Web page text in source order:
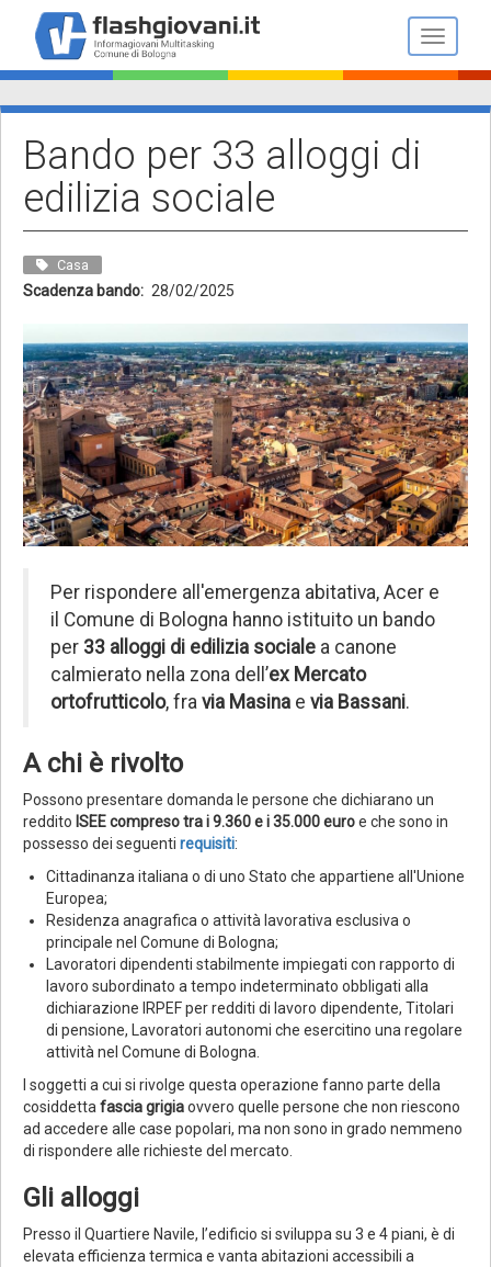
contenuto
principale
Toggle
Bando per 33 alloggi di
edilizia sociale
Casa
Scadenza bando 28/02/2025
Per rispondere all'emergenza abitativa, Acer e
il Comune di Bologna hanno istituito un bando
per 33 alloggi di edilizia sociale a canone
calmierato nella zona dell’ex Mercato
ortofrutticolo, fra via Masina e via Bassani.
A chi è rivolto
Possono presentare domanda le persone che dichiarano un
reddito ISEE compreso tra i 9.360 e i 35.000 euroe che sono in
possesso dei seguenti requisiti:
Cittadinanza italiana o di uno Stato che appartiene all'Unione
Europea;
Residenza anagrafica o attività lavorativa esclusiva o
principale nel Comune di Bologna;
Lavoratori dipendenti stabilmente impiegati con rapporto di
lavoro subordinato a tempo indeterminato obbligati alla
dichiarazione IRPEF per redditi di lavoro dipendente, Titolari
di pensione, Lavoratori autonomi che esercitino una regolare
attività nel Comune di Bologna.
I soggetti a cui si rivolge questa operazione fanno parte della
cosiddettafascia grigiaovvero quelle persone che non riescono
ad accedere alle case popolari, ma non sono in grado nemmeno
di rispondere alle richieste del mercato.
Gli alloggi
Presso il Quartiere Navile, l’edificio si sviluppa su 3 e 4 piani, è di
elevata efficienza termica e vanta abitazioni accessibili a